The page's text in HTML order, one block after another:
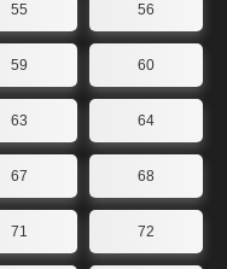
55 56
59 60
63 64
67 68
71 72